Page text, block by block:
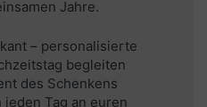
Jahre.
– personalisierte
begleiten
des Schenkens
Tag an euren